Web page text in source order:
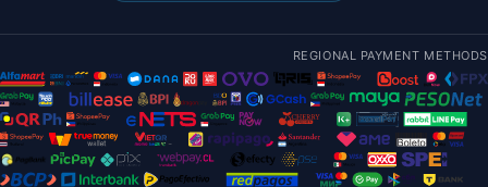
المناسب
للطائرة
بدون
طيار
REGIONAL PAYMENT METHODS